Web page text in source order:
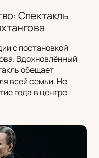
Спектакль
с постановкой
Вдохновлённый
обещает
всей семьи. Не
года в центре